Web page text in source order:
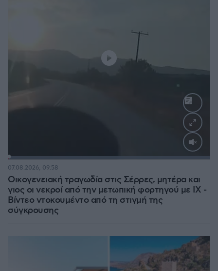
Loaded:
Οικογενειακή τραγωδία στις Σέρρες, μητέρα και
γιος οι νεκροί από την μετωπική φορτηγού με ΙΧ -
Βίντεο ντοκουμέντο από τη στιγμή της
σύγκρουσης
07.08.2026, 09:58